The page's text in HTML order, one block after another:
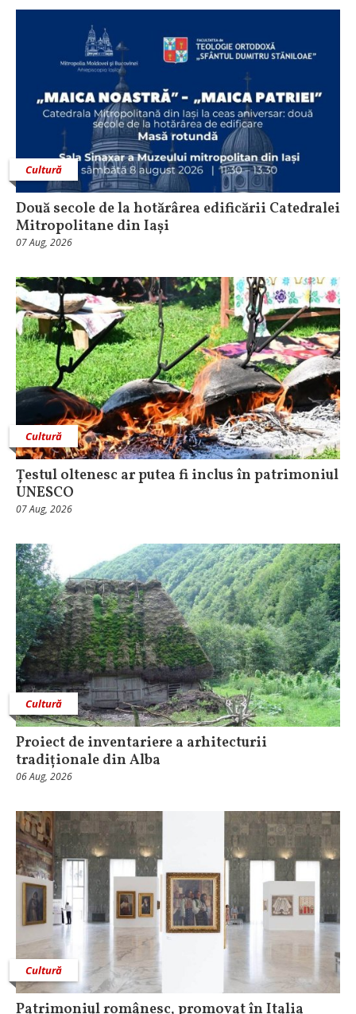
Cultură
Două secole de la hotărârea edificării Catedralei
Mitropolitane din Iași
07 Aug, 2026
Cultură
Țestul oltenesc ar putea fi inclus în patrimoniul
UNESCO
07 Aug, 2026
Cultură
Proiect de inventariere a arhitecturii
tradiționale din Alba
06 Aug, 2026
Cultură
Patrimoniul românesc, promovat în Italia